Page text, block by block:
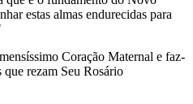
estas almas endurecidas para
Coração Maternal e faz-
que rezam Seu Rosário